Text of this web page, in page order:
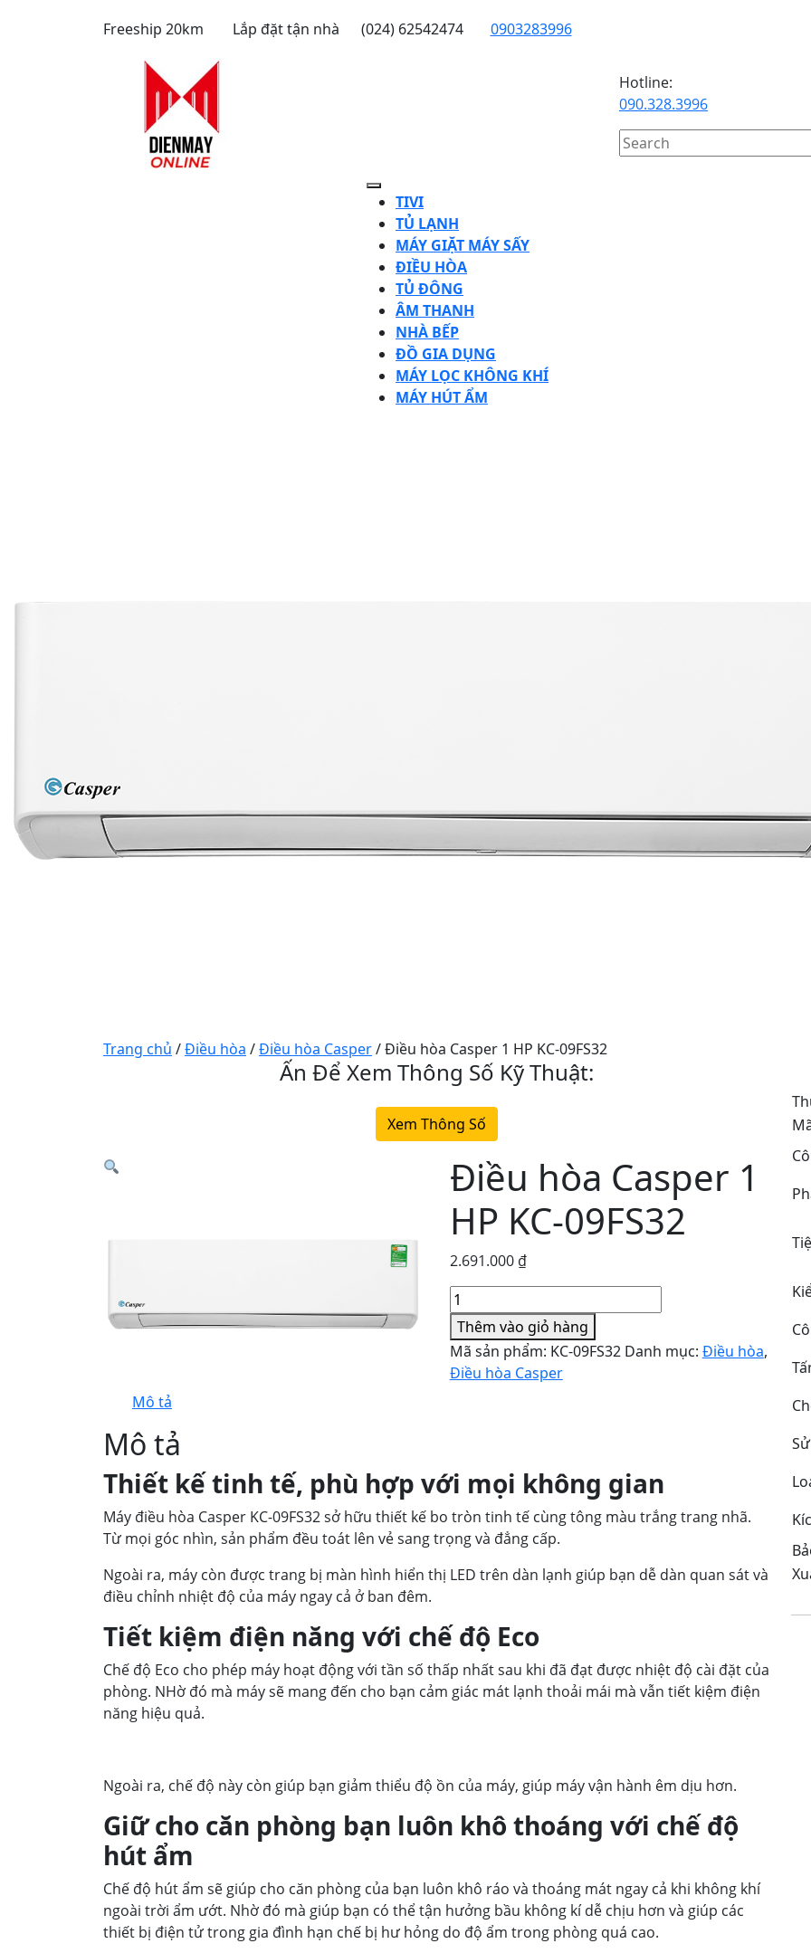
Freeship 20km Lắp đặt tận nhà (024) 62542474 0903283996
Hotline:
090.328.3996
Search
for:
Open
Button
TIVI
TỦ LẠNH
MÁY GIẶT MÁY SẤY
ĐIỀU HÒA
TỦ ĐÔNG
ÂM THANH
NHÀ BẾP
ĐỒ GIA DỤNG
MÁY LỌC KHÔNG KHÍ
MÁY HÚT ẨM
Trang chủ /Điều hòa /Điều hòa Casper/ Điều hòa Casper 1 HP KC-09FS32
Ấn Để Xem Thông Số Kỹ Thuật:
Xem Thông Số
Điều hòa Casper 1
HP KC-09FS32
2.691.000 ₫
Điều
hòa
Casper
1
HP
lượng
Thêm vào giỏ hàng
Mã sản phẩm: KC-09FS32 Danh mục: Điều hòa,
Điều hòa Casper
Mô tả
Mô tả
Thiết kế tinh tế, phù hợp với mọi không gian
Máy điều hòa Casper KC-09FS32 sở hữu thiết kế bo tròn tinh tế cùng tông màu trắng trang nhã.
Từ mọi góc nhìn, sản phẩm đều toát lên vẻ sang trọng và đẳng cấp.
Ngoài ra, máy còn được trang bị màn hình hiển thị LED trên dàn lạnh giúp bạn dễ dàn quan sát và
điều chỉnh nhiệt độ của máy ngay cả ở ban đêm.
Tiết kiệm điện năng với chế độ Eco
Chế độ Eco cho phép máy hoạt động với tần số thấp nhất sau khi đã đạt được nhiệt độ cài đặt của
phòng. NHờ đó mà máy sẽ mang đến cho bạn cảm giác mát lạnh thoải mái mà vẫn tiết kiệm điện
năng hiệu quả.
Ngoài ra, chế độ này còn giúp bạn giảm thiểu độ ồn của máy, giúp máy vận hành êm dịu hơn.
Giữ cho căn phòng bạn luôn khô thoáng với chế độ
hút ẩm
Chế độ hút ẩm sẽ giúp cho căn phòng của bạn luôn khô ráo và thoáng mát ngay cả khi không khí
ngoài trời ẩm ướt. Nhờ đó mà giúp bạn có thể tận hưởng bầu không kí dễ chịu hơn và giúp các
thiết bị điện tử trong gia đình hạn chế bị hư hỏng do độ ẩm trong phòng quá cao.